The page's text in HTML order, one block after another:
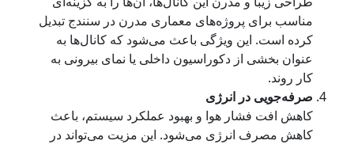
مناسب برای پروژه‌های معماری مدرن در سنندج تبدیل
کرده است. این ویژگی باعث می‌شود که کانال‌ها به
عنوان بخشی از دکوراسیون داخلی یا نمای بیرونی به
کار روند.
صرفه‌جویی در انرژی
کاهش افت فشار هوا و بهبود عملکرد سیستم، باعث
کاهش مصرف انرژی می‌شود. این مزیت می‌تواند در